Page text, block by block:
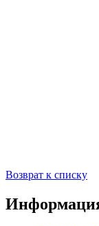
Возврат к списку